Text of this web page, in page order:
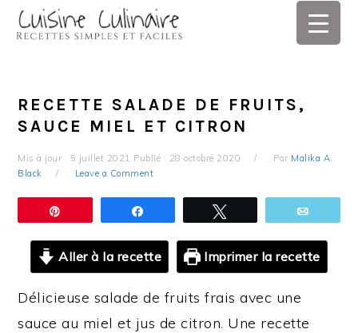
Skip
Skip
Skip
Skip
RECETTE SALADE DE FRUITS,
SAUCE MIEL ET CITRON
Mis à jour : 5 juillet 2021 Publié : 28 octobre 2020 Par Malika A.
Black
Leave a Comment
Aller à la recette Imprimer la recette
Délicieuse salade de fruits frais avec une
sauce au miel et jus de citron. Une recette